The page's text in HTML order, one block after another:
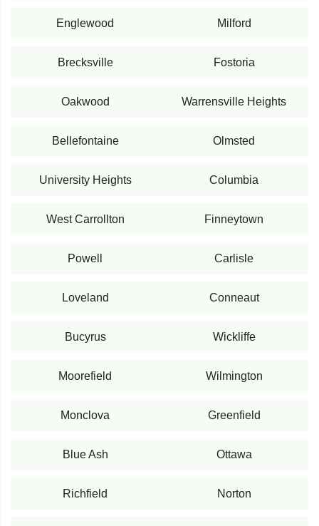
Englewood Milford
Brecksville Fostoria
Oakwood Warrensville Heights
Bellefontaine Olmsted
University Heights Columbia
West Carrollton Finneytown
Powell Carlisle
Loveland Conneaut
Bucyrus Wickliffe
Moorefield Wilmington
Monclova Greenfield
Blue Ash Ottawa
Richfield Norton